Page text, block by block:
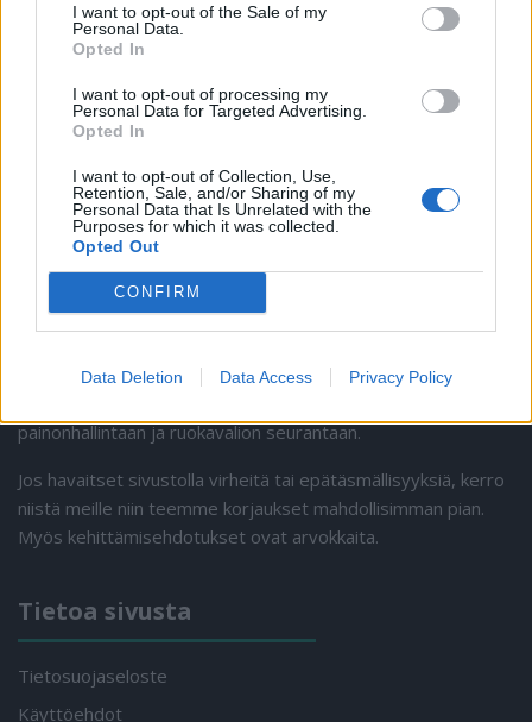
I want to opt-out of the Sale of my
Personal Data.
Opted In
I want to opt-out of processing my
Personal Data for Targeted Advertising.
Opted In
I want to opt-out of Collection, Use,
Retention, Sale, and/or Sharing of my
Personal Data that Is Unrelated with the
Purposes for which it was collected.
Opted Out
CONFIRM
Data Deletion Data Access Privacy Policy
Kilokalori.net
painonhallintaan ja ruokavalion seurantaan.
Jos havaitset sivustolla virheitä tai epätäsmällisyyksiä, kerro
niistä meille niin teemme korjaukset mahdollisimman pian.
Myös kehittämisehdotukset ovat arvokkaita.
Tietoa sivusta
Tietosuojaseloste
Käyttöehdot